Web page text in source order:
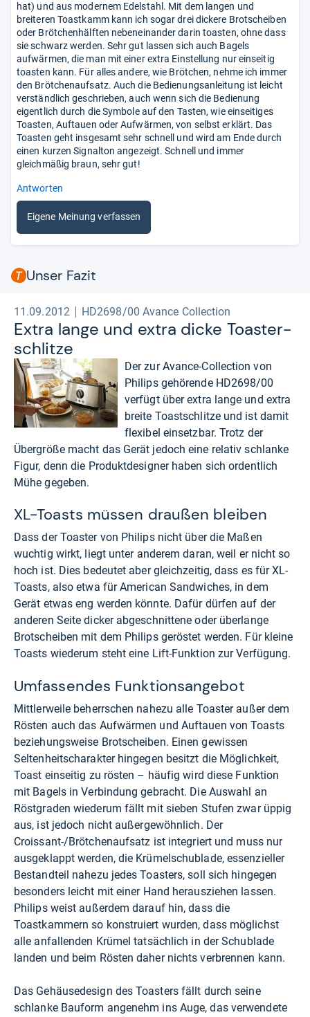
hat) und aus modernem Edelstahl. Mit dem langen und
breiteren Toastkamm kann ich sogar drei dickere Brotscheiben
oder Brötchenhälften nebeneinander darin toasten, ohne dass
sie schwarz werden. Sehr gut lassen sich auch Bagels
aufwärmen, die man mit einer extra Einstellung nur einseitig
toasten kann. Für alles andere, wie Brötchen, nehme ich immer
den Brötchenaufsatz. Auch die Bedienungsanleitung ist leicht
verständlich geschrieben, auch wenn sich die Bedienung
eigentlich durch die Symbole auf den Tasten, wie einseitiges
Toasten, Auftauen oder Aufwärmen, von selbst erklärt. Das
Toasten geht insgesamt sehr schnell und wird am Ende durch
einen kurzen Signalton angezeigt. Schnell und immer
gleichmäßig braun, sehr gut!
Antworten
Eigene Meinung verfassen
Unser Fazit
11.09.2012 HD2698/00 Avance Collection
Extra lange und extra dicke Toas­ter­
schlitze
Der zur Avance-Collection von
Philips gehörende HD2698/00
verfügt über extra lange und extra
breite Toastschlitze und ist damit
flexibel einsetzbar. Trotz der
Übergröße macht das Gerät jedoch eine relativ schlanke
Figur, denn die Produktdesigner haben sich ordentlich
Mühe gegeben.
XL-Toasts müssen draußen bleiben
Dass der Toaster von Philips nicht über die Maßen
wuchtig wirkt, liegt unter anderem daran, weil er nicht so
hoch ist. Dies bedeutet aber gleichzeitig, dass es für XL-
Toasts, also etwa für American Sandwiches, in dem
Gerät etwas eng werden könnte. Dafür dürfen auf der
anderen Seite dicker abgeschnittene oder überlange
Brotscheiben mit dem Philips geröstet werden. Für kleine
Toasts wiederum steht eine Lift-Funktion zur Verfügung.
Umfassendes Funktionsangebot
Mittlerweile beherrschen nahezu alle Toaster außer dem
Rösten auch das Aufwärmen und Auftauen von Toasts
beziehungsweise Brotscheiben. Einen gewissen
Seltenheitscharakter hingegen besitzt die Möglichkeit,
Toast einseitig zu rösten – häufig wird diese Funktion
mit Bagels in Verbindung gebracht. Die Auswahl an
Röstgraden wiederum fällt mit sieben Stufen zwar üppig
aus, ist jedoch nicht außergewöhnlich. Der
Croissant-/Brötchenaufsatz ist integriert und muss nur
ausgeklappt werden, die Krümelschublade, essenzieller
Bestandteil nahezu jedes Toasters, soll sich hingegen
besonders leicht mit einer Hand herausziehen lassen.
Philips weist außerdem darauf hin, dass die
Toastkammern so konstruiert wurden, dass möglichst
alle anfallenden Krümel tatsächlich in der Schublade
landen und beim Rösten daher nichts verbrennen kann.
Das Gehäusedesign des Toasters fällt durch seine
schlanke Bauform angenehm ins Auge, das verwendete